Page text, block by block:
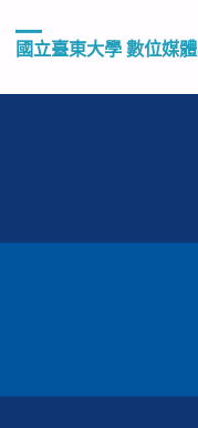
國立臺東大學 數位媒